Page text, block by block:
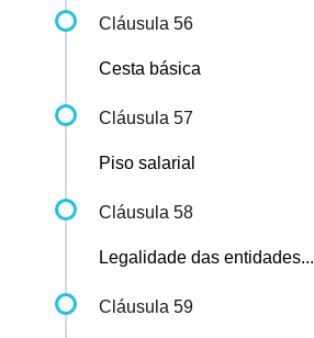
Cláusula 56
Cesta básica
Cláusula 57
Piso salarial
Cláusula 58
Legalidade das entidades...
Cláusula 59